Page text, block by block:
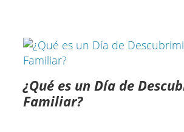
¿Qué es un Día de
Familiar?​